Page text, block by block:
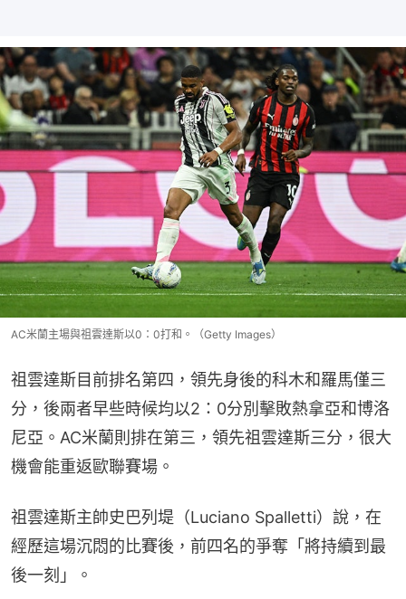
AC米蘭主場與祖雲達斯以0：0打和。（Getty Images）
祖雲達斯目前排名第四，領先身後的科木和羅馬僅三
分，後兩者早些時候均以2：0分別擊敗熱拿亞和博洛
尼亞。AC米蘭則排在第三，領先祖雲達斯三分，很大
機會能重返歐聯賽場。
祖雲達斯主帥史巴列堤（Luciano Spalletti）說，在
經歷這場沉悶的比賽後，前四名的爭奪「將持續到最
後一刻」。